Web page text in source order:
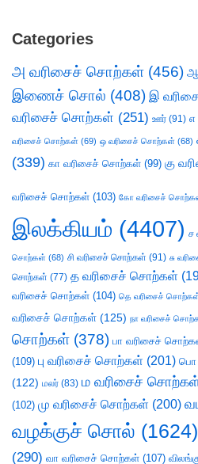
Categories
அ வரிசைச் சொற்கள் (456) ஆ
இணைச் சொல் (408) இ
வரிசைச் சொற்கள் (251) ஊர் (91) எ
வரிசைச் சொற்கள் (69) ஒ வரிசைச் சொற்கள் (68)
(339) கா வரிசைச் சொற்கள் (99) கு
வரிசைச் சொற்கள் (103) கோ வரிசைச்
இலக்கியம் (4407) ச
சொற்கள் (68) சி வரிசைச் சொற்கள் (91) சு
சொற்கள் (77) த வரிசைச் சொற்கள்
வரிசைச் சொற்கள் (104) தெ வரிசைச்
வரிசைச் சொற்கள் (125) நா வரிசைச்
சொற்கள் (378) பா வரிசைச்
(109) பு வரிசைச் சொற்கள் (201) பொ
(122) மலர் (83) ம வரிசைச்
(102) மு வரிசைச் சொற்கள் (200)
வழக்குச் சொல் (1624)
(290) வா வரிசைச் சொற்கள் (107)